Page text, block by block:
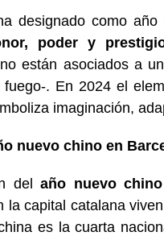
designado como
poder y
están asociados a
fuego-. En 2024 el
imaginación,
nuevo chino en
delaño nuevo
la capital catalana
es la cuarta